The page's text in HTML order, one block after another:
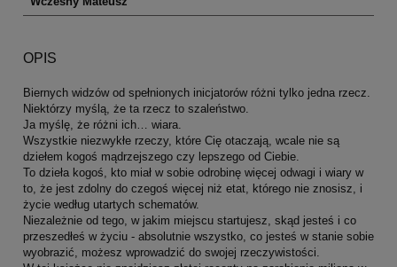
OPIS
Biernych widzów od spełnionych inicjatorów różni tylko jedna rzecz.
Niektórzy myślą, że ta rzecz to szaleństwo.
Ja myślę, że różni ich… wiara.
Wszystkie niezwykłe rzeczy, które Cię otaczają, wcale nie są
dziełem kogoś mądrzejszego czy lepszego od Ciebie.
To dzieła kogoś, kto miał w sobie odrobinę więcej odwagi i wiary w
to, że jest zdolny do czegoś więcej niż etat, którego nie znosisz, i
życie według utartych schematów.
Niezależnie od tego, w jakim miejscu startujesz, skąd jesteś i co
przeszedłeś w życiu - absolutnie wszystko, co jesteś w stanie sobie
wyobrazić, możesz wprowadzić do swojej rzeczywistości.